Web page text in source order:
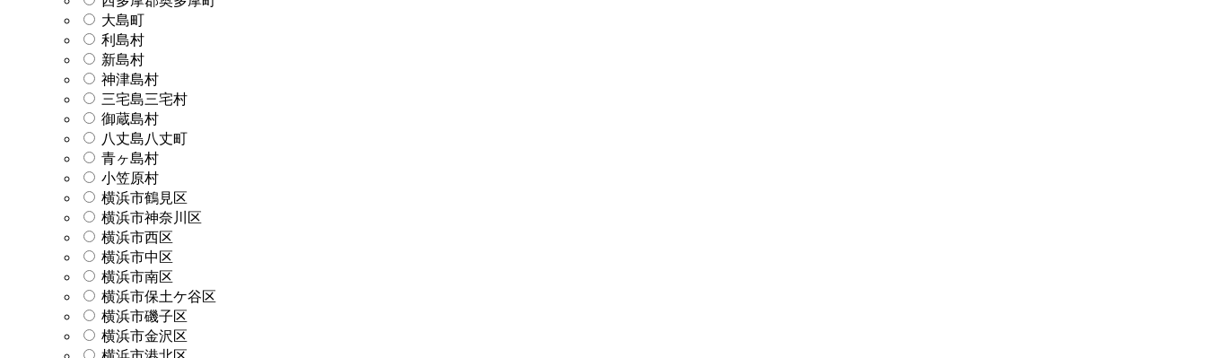
大島町
利島村
新島村
神津島村
三宅島三宅村
御蔵島村
八丈島八丈町
青ヶ島村
小笠原村
横浜市鶴見区
横浜市神奈川区
横浜市西区
横浜市中区
横浜市南区
横浜市保土ケ谷区
横浜市磯子区
横浜市金沢区